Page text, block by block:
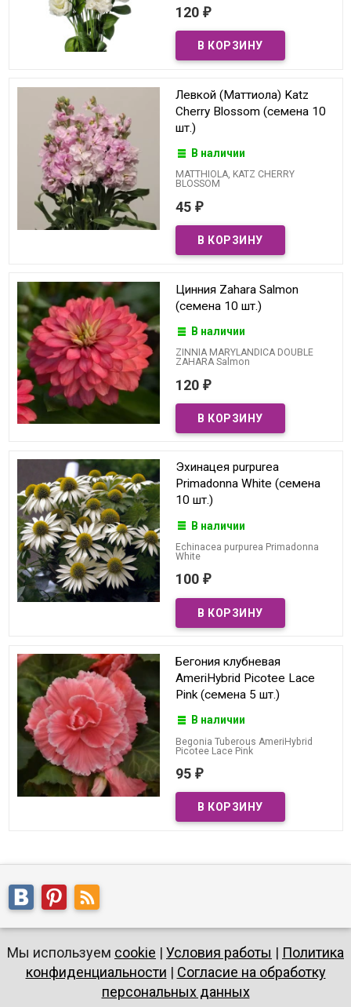
120 ₽
Левкой (Маттиола) Katz
Cherry Blossom (семена 10
шт.)
В наличии
MATTHIOLA, KATZ CHERRY
BLOSSOM
45 ₽
Цинния Zahara Salmon
(семена 10 шт.)
В наличии
ZINNIA MARYLANDICA DOUBLE
ZAHARA Salmon
120 ₽
Эхинацея purpurea
Primadonna White (семена
10 шт.)
В наличии
Echinacea purpurea Primadonna
White
100 ₽
Бегония клубневая
AmeriHybrid Picotee Lace
Pink (семена 5 шт.)
В наличии
Begonia Tuberous AmeriHybrid
Picotee Lace Pink
95 ₽
Мы используем cookie | Условия работы | Политика
конфиденциальности | Согласие на обработку
персональных данных